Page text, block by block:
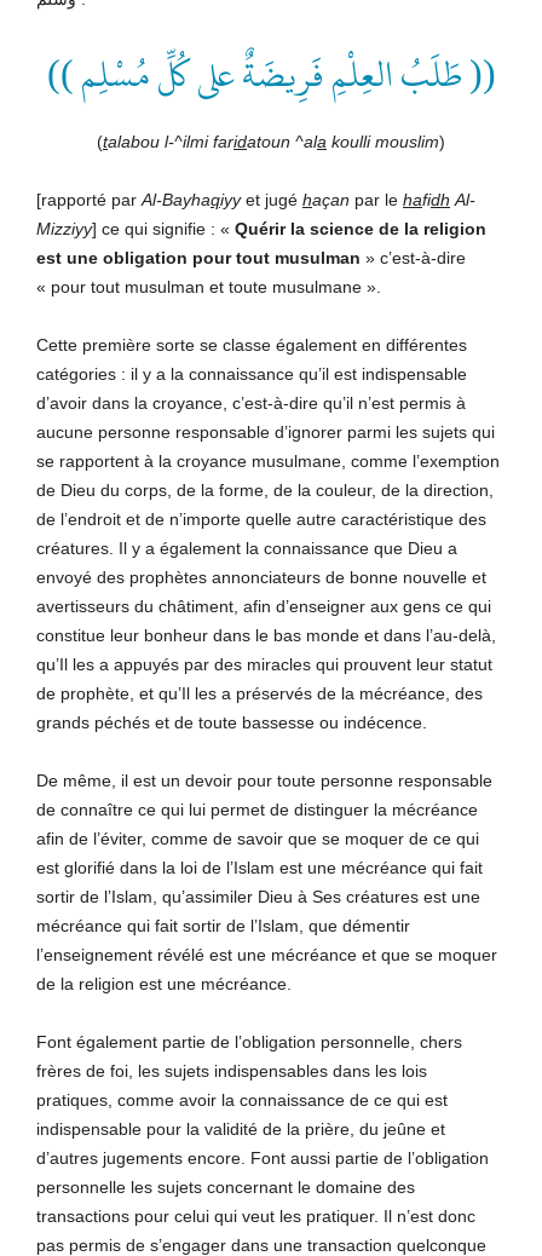
(( طَلَبُ العِلْمِ فَرِيضَةٌ على كُلِّ مُسْلِم ))
(talabou l-^ilmi faridatoun ^ala koulli mouslim)
[rapporté par Al-Bayhaqiyyet jugé haçan par le hafidh Al-
Mizziyy] ce qui signifie : « Quérir la science de la religion
est une obligation pour tout musulman » c’est-à-dire
« pour tout musulman et toute musulmane ».
Cette première sorte se classe également en différentes
catégories : il y a la connaissance qu’il est indispensable
d’avoir dans la croyance, c’est-à-dire qu’il n’est permis à
aucune personne responsable d’ignorer parmi les sujets qui
se rapportent à la croyance musulmane, comme l’exemption
de Dieu du corps, de la forme, de la couleur, de la direction,
de l’endroit et de n’importe quelle autre caractéristique des
créatures. Il y a également la connaissance que Dieu a
envoyé des prophètes annonciateurs de bonne nouvelle et
avertisseurs du châtiment, afin d’enseigner aux gens ce qui
constitue leur bonheur dans le bas monde et dans l’au-delà,
qu’Il les a appuyés par des miracles qui prouvent leur statut
de prophète, et qu’Il les a préservés de la mécréance, des
grands péchés et de toute bassesse ou indécence.
De même, il est un devoir pour toute personne responsable
de connaître ce qui lui permet de distinguer la mécréance
afin de l’éviter, comme de savoir que se moquer de ce qui
est glorifié dans la loi de l’Islam est une mécréance qui fait
sortir de l’Islam, qu’assimiler Dieu à Ses créatures est une
mécréance qui fait sortir de l’Islam, que démentir
l’enseignement révélé est une mécréance et que se moquer
de la religion est une mécréance.
Font également partie de l’obligation personnelle, chers
frères de foi, les sujets indispensables dans les lois
pratiques, comme avoir la connaissance de ce qui est
indispensable pour la validité de la prière, du jeûne et
d’autres jugements encore. Font aussi partie de l’obligation
personnelle les sujets concernant le domaine des
transactions pour celui qui veut les pratiquer. Il n’est donc
pas permis de s’engager dans une transaction quelconque